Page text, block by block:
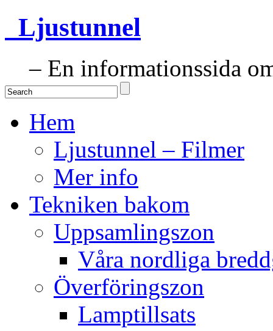
Ljustunnel
– En informationssida
Hem
Ljustunnel – Filmer
Mer info
Tekniken bakom
Uppsamlingszon
Våra nordliga
Överföringszon
Lamptillsats